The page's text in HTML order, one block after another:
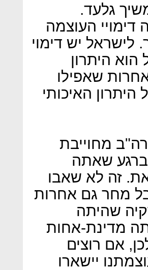
גלעד.
העוצמה
לישראל יש דימוי
היתרון
שאפילו
האיכותי
מחוייבת
ברגע שאתה
זה לא שאבו
מחר גם אחרות
שהיתה
מדינת-אחות
אם רוצים
יישארו